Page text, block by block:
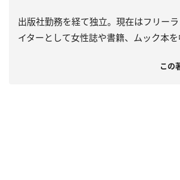
出版社勤務を経て独立。現在はフリー
イターとして女性誌や書籍、ムック本を
この